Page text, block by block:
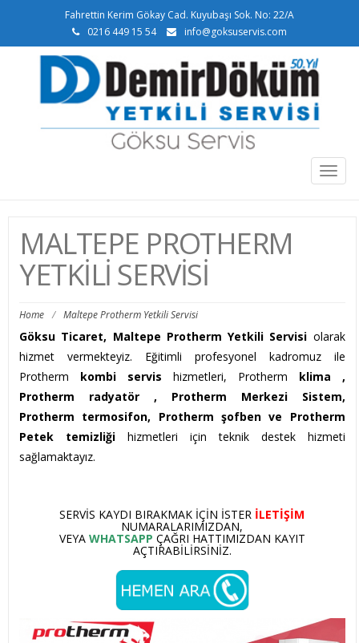
Fahrettin Kerim Gökay Cad. Kuyubaşı Sok. No: 22/A
0216 449 15 54
info@goksuservis.com
MALTEPE PROTHERM
YETKILI SERVISI
Home / Maltepe Protherm Yetkili Servisi
Göksu Ticaret, Maltepe Protherm Yetkili Servisi olarak
hizmet vermekteyiz. Eğitimli profesyonel kadromuz ile
Protherm kombi servis hizmetleri, Protherm klima ,
Protherm radyatör , Protherm Merkezi Sistem,
Protherm termosifon, Protherm şofben ve Protherm
Petek temizliğihizmetleri için teknik destek hizmeti
sağlamaktayız.
SERVIS KAYDI BIRAKMAK IÇIN ISTER ILETIŞIM
NUMARALARIMIZDAN,
VEYA WHATSAPP ÇAĞRI HATTIMIZDAN KAYIT
AÇTIRABILIRSINIZ.